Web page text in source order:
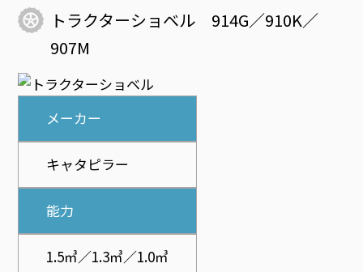
トラクターショベル 914G／910K／
907M
メーカー
キャタピラー
能力
1.5㎥／1.3㎥／1.0㎥